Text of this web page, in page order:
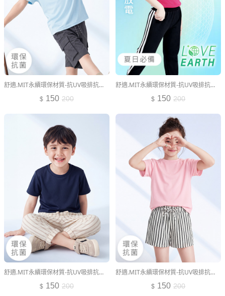
舒適.MIT永續環保材質-抗UV吸排抗菌圓領上衣-童裝
150 200
舒適.MIT永續環保材質-抗UV吸排抗菌圓領上衣-童裝
150 200
舒適.MIT永續環保材質-抗UV吸排抗菌圓領上衣-童裝
150 200
舒適.MIT永續環保材質-抗UV吸排抗菌圓領上衣-童裝
150 200